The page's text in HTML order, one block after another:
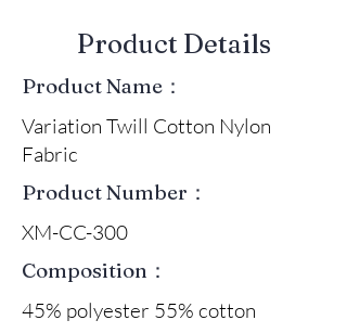
​Product Details
Product Name：
Variation Twill Cotton Nylon
Fabric
Product Number：
XM-CC-300
Composition：
45% polyester 55% cotton